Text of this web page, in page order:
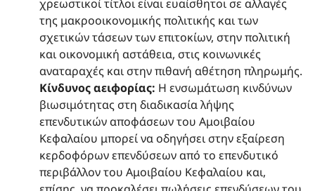
χρεωστικοί τίτλοι είναι ευαίσθητοι σε αλλαγές
της μακροοικονομικής πολιτικής και των
σχετικών τάσεων των επιτοκίων, στην πολιτική
και οικονομική αστάθεια, στις κοινωνικές
αναταραχές και στην πιθανή αθέτηση πληρωμής.
Κίνδυνος αειφορίας: Η ενσωμάτωση κινδύνων
βιωσιμότητας στη διαδικασία λήψης
επενδυτικών αποφάσεων του Αμοιβαίου
Κεφαλαίου μπορεί να οδηγήσει στην εξαίρεση
κερδοφόρων επενδύσεων από το επενδυτικό
περιβάλλον του Αμοιβαίου Κεφαλαίου και,